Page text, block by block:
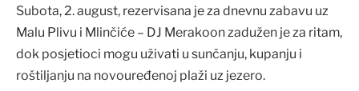
Subota, 2. august, rezervisana je za dnevnu zabavu uz
Malu Plivu i Mlinčiće – DJ Merakoon zadužen je za ritam,
dok posjetioci mogu uživati u sunčanju, kupanju i
roštiljanju na novouređenoj plaži uz jezero.